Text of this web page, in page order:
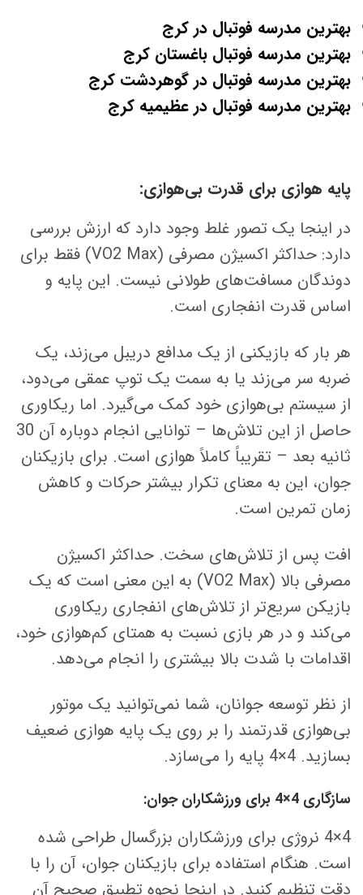
بهترین مدرسه فوتبال در کرج
بهترین مدرسه فوتبال باغستان کرج
بهترین مدرسه فوتبال در گوهردشت کرج
بهترین مدرسه فوتبال در عظیمیه کرج
پایه هوازی برای قدرت بی‌هوازی:
در اینجا یک تصور غلط وجود دارد که ارزش بررسی
دارد: حداکثر اکسیژن مصرفی (VO2 Max) فقط برای
دوندگان مسافت‌های طولانی نیست. این پایه و
اساس قدرت انفجاری است.
هر بار که بازیکنی از یک مدافع دریبل می‌زند، یک
ضربه سر می‌زند یا به سمت یک توپ عمقی می‌دود،
از سیستم بی‌هوازی خود کمک می‌گیرد. اما ریکاوری
حاصل از این تلاش‌ها – توانایی انجام دوباره آن 30
ثانیه بعد – تقریباً کاملاً هوازی است. برای بازیکنان
جوان، این به معنای تکرار بیشتر حرکات و کاهش
زمان تمرین است.
افت پس از تلاش‌های سخت. حداکثر اکسیژن
مصرفی بالا (VO2 Max) به این معنی است که یک
بازیکن سریع‌تر از تلاش‌های انفجاری ریکاوری
می‌کند و در هر بازی نسبت به همتای کم‌هوازی خود،
اقدامات با شدت بالا بیشتری را انجام می‌دهد.
از نظر توسعه جوانان، شما نمی‌توانید یک موتور
بی‌هوازی قدرتمند را بر روی یک پایه هوازی ضعیف
بسازید. 4×4 پایه را می‌سازد.
سازگاری 4×4 برای ورزشکاران جوان:
4×4 نروژی برای ورزشکاران بزرگسال طراحی شده
است. هنگام استفاده برای بازیکنان جوان، آن را با
دقت تنظیم کنید. در اینجا نحوه تطبیق صحیح آن